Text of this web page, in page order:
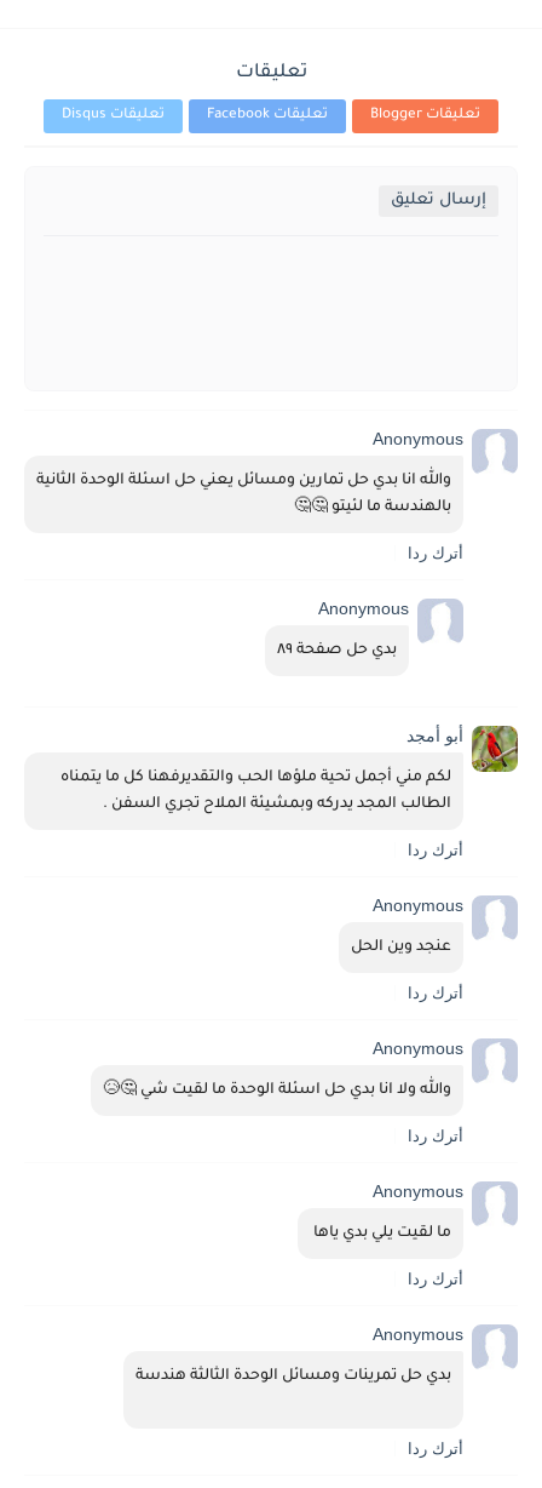
تعليقات
تعليقات Blogger تعليقات Facebook تعليقات Disqus
إرسال تعليق
Anonymous
بالهندسة ما لئيتو 🤔🤔
أترك ردا
Anonymous
بدي حل صفحة ٨٩
أبو أمجد
الطالب المجد يدركه وبمشيئة الملاح تجري السفن .
أترك ردا
Anonymous
عنجد وين الحل
أترك ردا
Anonymous
والله ولا انا بدي حل اسئلة الوحدة ما لقيت شي 🤔😥
أترك ردا
Anonymous
ما لقيت يلي بدي ياها
أترك ردا
Anonymous
بدي حل تمرينات ومسائل الوحدة الثالثة هندسة
أترك ردا